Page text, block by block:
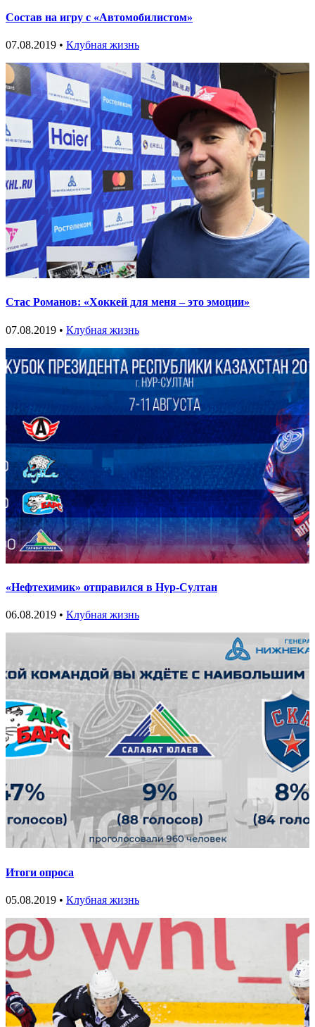
Состав на игру с «Автомобилистом»
07.08.2019 • Клубная жизнь
Стас Романов: «Хоккей для меня – это эмоции»
07.08.2019 • Клубная жизнь
«Нефтехимик» отправился в Нур-Султан
06.08.2019 • Клубная жизнь
Итоги опроса
05.08.2019 • Клубная жизнь